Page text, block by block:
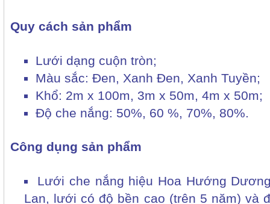
Quy cách sản phẩm
Lưới dạng cuộn tròn;
Màu sắc: Đen, Xanh Đen, Xanh Tuyền;
Khổ: 2m x 100m, 3m x 50m, 4m x 50m;
Độ che nắng: 50%, 60 %, 70%, 80%.
Công dụng sản phẩm
Lưới che nắng hiệu Hoa Hướng
Lan, lưới có độ bền cao (trên 5 năm)